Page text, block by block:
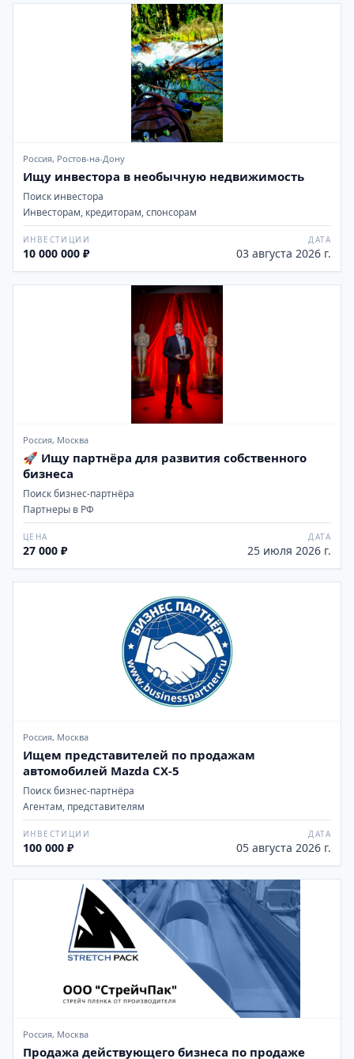
Россия, Ростов-на-Дону
Ищу инвестора в необычную недвижимость
Поиск инвестора
Инвесторам, кредиторам, спонсорам
ИНВЕСТИЦИИ
10 000 000 ₽
ДАТА
03 августа 2026 г.
Россия, Москва
🚀 Ищу партнёра для развития собственного
бизнеса
Поиск бизнес-партнёра
Партнеры в РФ
ЦЕНА
27 000 ₽
ДАТА
25 июля 2026 г.
Россия, Москва
Ищем представителей по продажам
автомобилей Mazda CX-5
Поиск бизнес-партнёра
Агентам, представителям
ИНВЕСТИЦИИ
100 000 ₽
ДАТА
05 августа 2026 г.
Россия, Москва
Продажа действующего бизнеса по продаже